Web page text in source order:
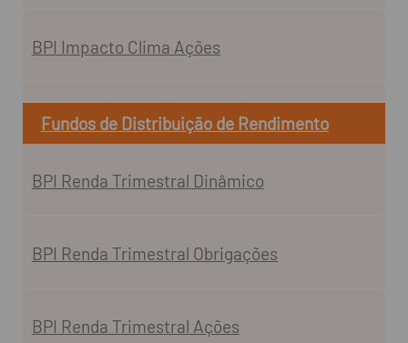
BPI Impacto Clima Ações
Fundos de Distribuição de Rendimento
BPI Renda Trimestral Dinâmico
BPI Renda Trimestral Obrigações
BPI Renda Trimestral Ações